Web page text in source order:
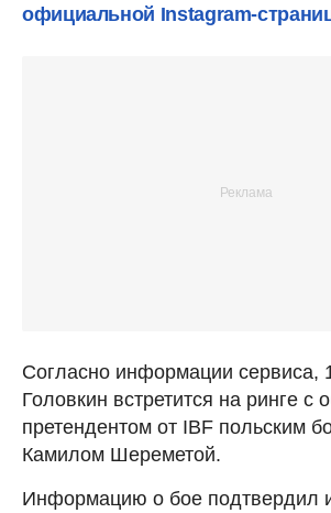
официальной Instagram-
Согласно информации сервиса,
Головкин встретится на ринге с
претендентом от IBF польским
Камилом Шереметой.
Информацию о бое подтвердил